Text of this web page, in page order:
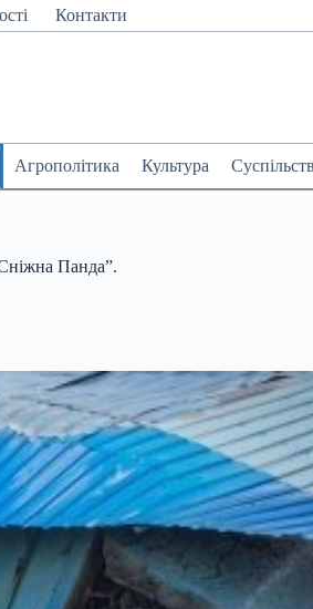
Контакти
Агрополітика Культура
Панда”.